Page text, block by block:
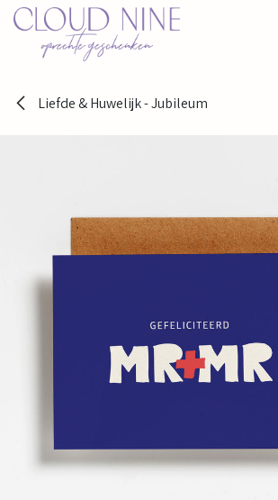
Overslaan naar inhoud
Liefde & Huwelijk - Jubileum